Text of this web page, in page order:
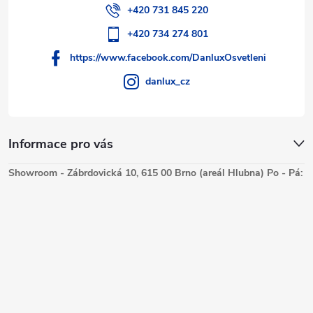
Informace pro vás
+420 731 845 220
+420 734 274 801
https://www.facebook.com/DanluxOsvetleni
danlux_cz
Showroom - Zábrdovická 10, 615 00 Brno (areál Hlubna) Po - Pá: